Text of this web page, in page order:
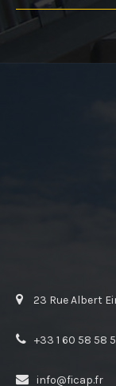
23 Rue Albert
+33 1 60 58 58
info@ficap.fr